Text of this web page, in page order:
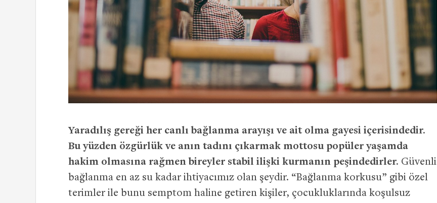
Yaradılış gereği her canlı bağlanma arayışı ve ait olma gayesi içerisindedir.
Bu yüzden özgürlük ve anın tadını çıkarmak mottosu popüler yaşamda
hakim olmasına rağmen bireyler stabil ilişki kurmanın peşindedirler. Güvenli
bağlanma en az su kadar ihtiyacımız olan şeydir. “Bağlanma korkusu” gibi özel
terimler ile bunu semptom haline getiren kişiler, çocukluklarında koşulsuz